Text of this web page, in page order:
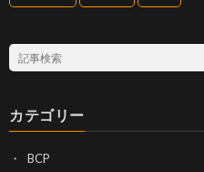
カテゴリー
BCP